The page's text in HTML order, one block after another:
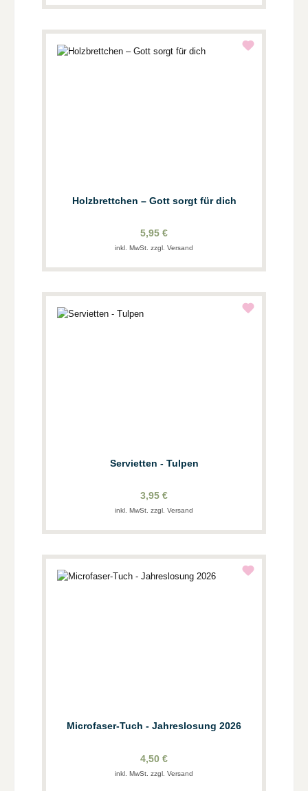
Holzbrettchen – Gott sorgt für dich
5,95 €
inkl. MwSt. zzgl. Versand
Servietten - Tulpen
3,95 €
inkl. MwSt. zzgl. Versand
Microfaser-Tuch - Jahreslosung 2026
4,50 €
inkl. MwSt. zzgl. Versand